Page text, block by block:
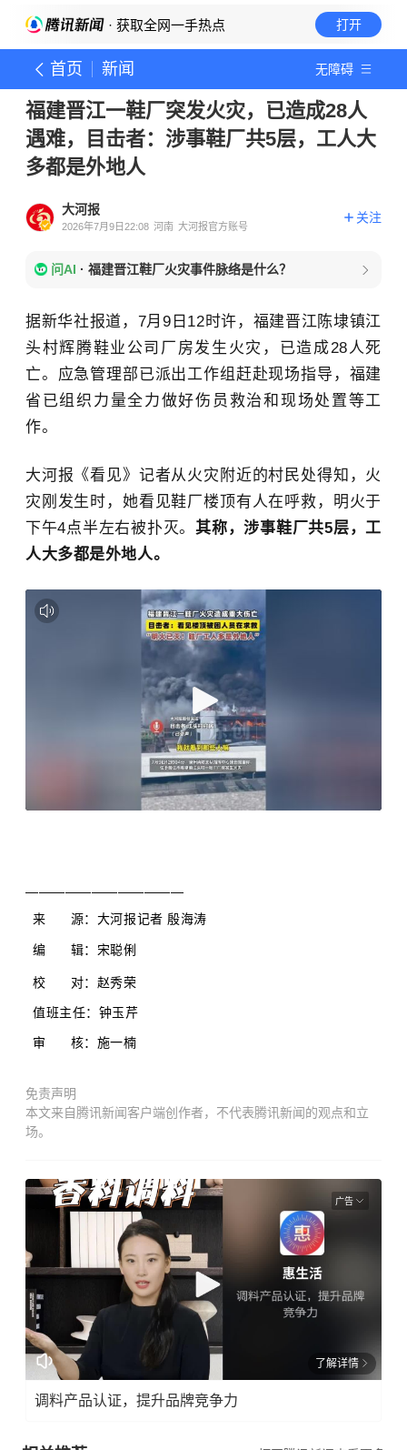
· 获取全网一手热点 打开
首页 新闻 无障碍
福建晋江一鞋厂突发火灾，已造成28人
遇难，目击者：涉事鞋厂共5层，工人大
多都是外地人
大河报
2026年7月9日22:08 河南 大河报官方账号
关注
问AI · 福建晋江鞋厂火灾事件脉络是什么？
据新华社报道，7月9日12时许，福建晋江陈埭镇江
头村辉腾鞋业公司厂房发生火灾，已造成28人死
亡。应急管理部已派出工作组赶赴现场指导，福建
省已组织力量全力做好伤员救治和现场处置等工
作。
大河报《看见》记者从火灾附近的村民处得知，火
灾刚发生时，她看见鞋厂楼顶有人在呼救，明火于
下午4点半左右被扑灭。 其称，涉事鞋厂共5层，工
人大多都是外地人。
————————————
来 源：大河报记者 殷海涛
编 辑：宋聪俐
校 对：赵秀荣
值班主任：钟玉芹
审 核：施一楠
免责声明
本文来自腾讯新闻客户端创作者，不代表腾讯新闻的观点和立
场。
广告
了解详情
调料产品认证，提升品牌竞争力